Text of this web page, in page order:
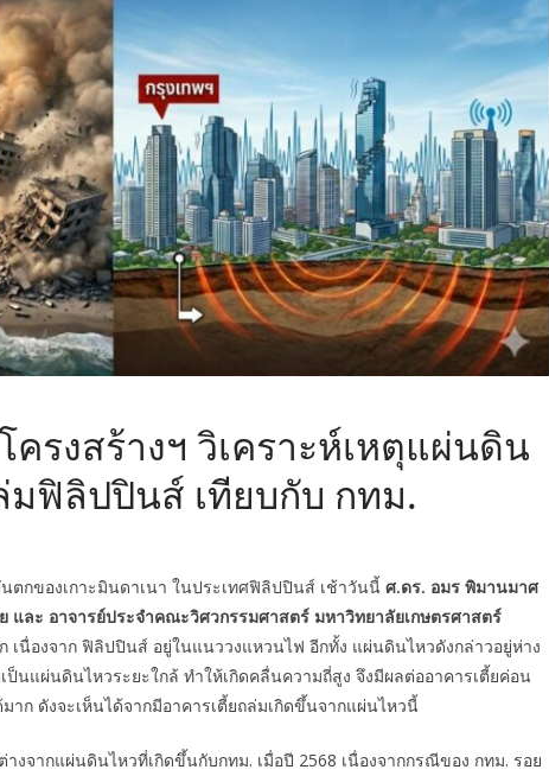
รงสร้างฯ วิเคราะห์เหตุแผ่นดิน
ฟิลิปปินส์ เทียบกับ กทม.
กของเกาะมินดาเนา ในประเทศฟิลิปปินส์ เช้าวันนี้ ศ.ดร. อมร พิมานมาศ
และ อาจารย์ประจำคณะวิศวกรรมศาสตร์ มหาวิทยาลัยเกษตรศาสตร์
นื่องจาก ฟิลิปปินส์ อยู่ในแนววงแหวนไฟ อีกทั้ง แผ่นดินไหวดังกล่าวอยู่ห่าง
ป็นแผ่นดินไหวระยะใกล้ ทำให้เกิดคลื่นความถี่สูง จึงมีผลต่ออาคารเตี้ยค่อน
าก ดังจะเห็นได้จากมีอาคารเตี้ยถล่มเกิดขึ้นจากแผ่นไหวนี้
จากแผ่นดินไหวที่เกิดขึ้นกับกทม. เมื่อปี 2568 เนื่องจากกรณีของ กทม. รอย
ConstructionThailand
MINING
วารสารเหมืองแร่ : ปีที่ 15
ฉบับที่ 3 พฤษภาคม-
มิถุนายน 2568
July 21, 2025 ConstructionThailand